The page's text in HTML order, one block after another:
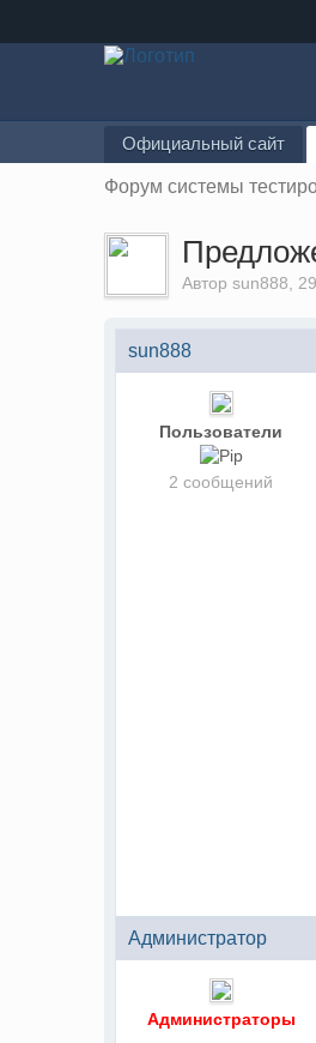
Официальный сайт
Форум системы
Авторsun888 ,
sun888
Пользователи
2 сообщений
Администратор
Администраторы